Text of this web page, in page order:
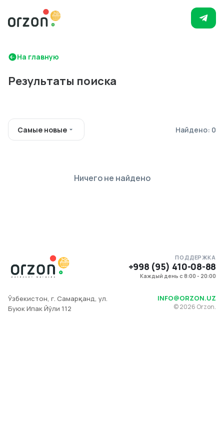
На главную
Результаты поиска
Самые новые Найдено: 0
Ничего не найдено
ПОДДЕРЖКА
+998 (95) 410-08-88
Каждый день с 8:00 - 20:00
Ўзбекистон, г. Самарқанд, ул.
Буюк Ипак Йўли 112
INFO@ORZON.UZ
©2026 Orzon.